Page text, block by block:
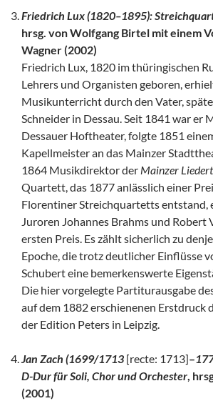
Friedrich Lux (1820–1895):
hrsg. von Wolfgang Birtel mit einem
Wagner (2002)
Friedrich Lux, 1820 im thüringischen
Lehrers und Organisten geboren,
Musikunterricht durch den Vater,
Schneider in Dessau. Seit 1841 war er
Dessauer Hoftheater, folgte 1851
Kapellmeister an das Mainzer
1864 Musikdirektor der Mainzer
Quartett, das 1877 anlässlich einer
Florentiner Streichquartetts entstand,
Juroren Johannes Brahms und Robert
ersten Preis. Es zählt sicherlich zu
Epoche, die trotz deutlicher Einflüsse
Schubert eine bemerkenswerte
Die hier vorgelegte Partiturausgabe
auf dem 1882 erschienenen Erstdruck
der Edition Peters in Leipzig.
Jan Zach (1699/1713 [recte: 1713]–
D-Dur für Soli, Chor und Orchester,
(2001)